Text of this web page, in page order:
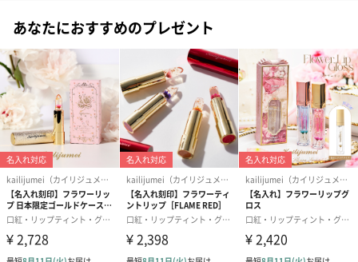
2シリーズからお選びいただけます
ハニー
オーガニックハニー由来の保湿成分が、肌にやさしくいたわるピ
ュアなハニーシリーズ。ポーチサイズのハンドクリームとリップ
バームを詰め合わせたギフトセット。ハチミツエキス（保湿成
分）とシアバター配合で、肌とくちびるを乾燥から守ってくれま
す。
あなたにおすすめのプレゼント